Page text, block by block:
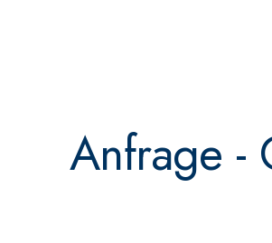
Anfrage -